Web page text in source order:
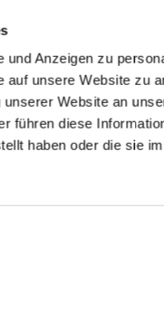
Anzeigen zu
auf unsere Website zu
Website an
führen diese
haben oder die sie